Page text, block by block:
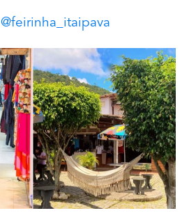
@feirinha_itaipava